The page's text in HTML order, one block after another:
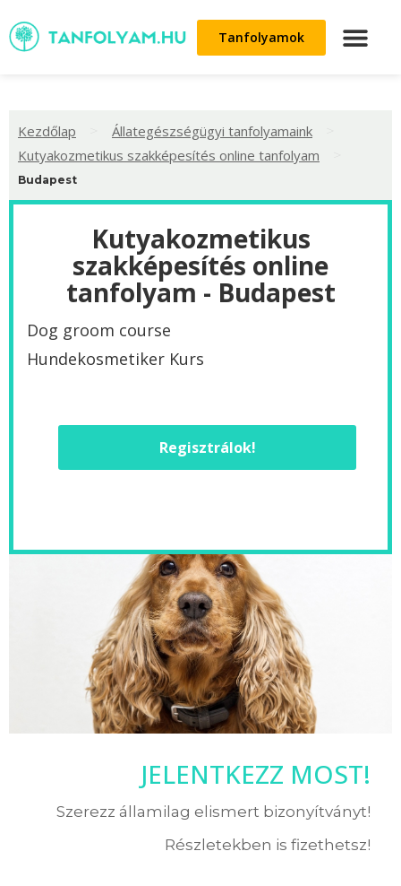
Tanfolyamok
Kezdőlap Állategészségügyi tanfolyamaink
Kutyakozmetikus szakképesítés online tanfolyam
Budapest
Kutyakozmetikus
szakképesítés online
tanfolyam - Budapest
Dog groom course
Hundekosmetiker Kurs
Regisztrálok!
JELENTKEZZ MOST!
Szerezz államilag elismert bizonyítványt!
Részletekben is fizethetsz!